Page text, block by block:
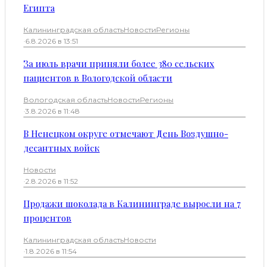
Египта
Калининградская областьНовостиРегионы
·6.8.2026 в 13:51
За июль врачи приняли более 380 сельских
пациентов в Вологодской области
Вологодская областьНовостиРегионы
·3.8.2026 в 11:48
В Ненецком округе отмечают День Воздушно-
десантных войск
Новости
·2.8.2026 в 11:52
Продажи шоколада в Калининграде выросли на 7
процентов
Калининградская областьНовости
·1.8.2026 в 11:54